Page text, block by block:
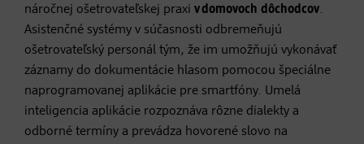
náročnej ošetrovateľskej praxi v domovoch dôchodcov.
Asistenčné systémy v súčasnosti odbremeňujú
ošetrovateľský personál tým, že im umožňujú vykonávať
záznamy do dokumentácie hlasom pomocou špeciálne
naprogramovanej aplikácie pre smartfóny. Umelá
inteligencia aplikácie rozpoznáva rôzne dialekty a
odborné termíny a prevádza hovorené slovo na